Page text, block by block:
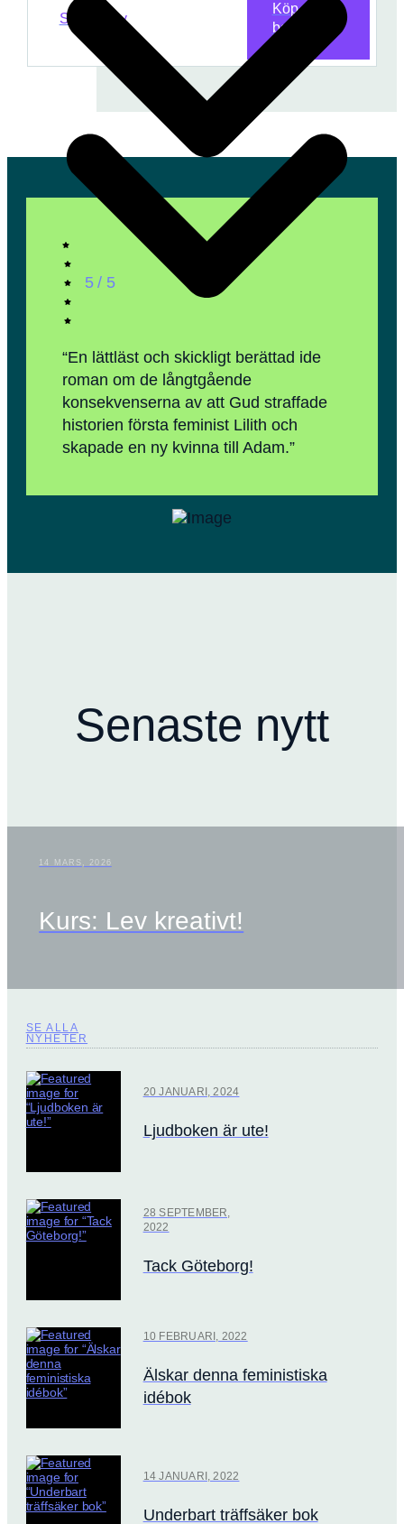
Smakprov
Köp
boken
5 / 5
“En lättläst och skickligt berättad ide
roman om de långtgående
konsekvenserna av att Gud straffade
historien första feminist Lilith och
skapade en ny kvinna till Adam.”
Senaste nytt
14 MARS, 2026
Kurs: Lev kreativt!
SE ALLA
NYHETER
20 JANUARI, 2024
Ljudboken är ute!
28 SEPTEMBER,
2022
Tack Göteborg!
10 FEBRUARI, 2022
Älskar denna feministiska
idébok
14 JANUARI, 2022
Underbart träffsäker bok